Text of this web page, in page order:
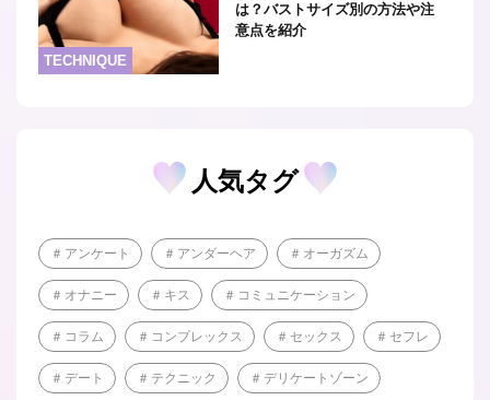
TECHNIQUE
は？バストサイズ別の方法や注
意点を紹介
人気タグ
アンケート アンダーヘア オーガズム
オナニー キス コミュニケーション
コラム コンプレックス セックス セフレ
デート テクニック デリケートゾーン